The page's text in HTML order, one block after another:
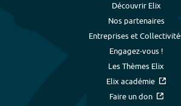
Découvrir Elix
Nos partenaires
Entreprises et
Engagez-vous !
Les Thèmes Elix
Elix académie
Faire un don